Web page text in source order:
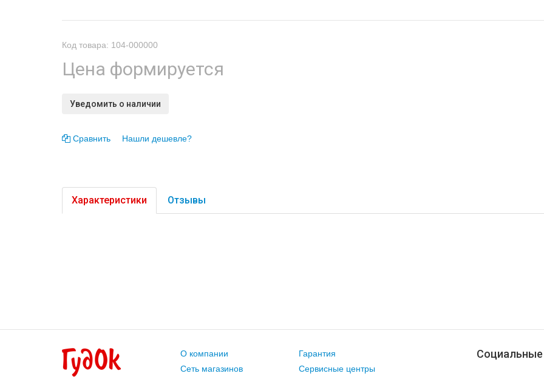
Код товара: 104-000000
Цена формируется
Уведомить о наличии
Сравнить Нашли дешевле?
Характеристики Отзывы
О компании
Сеть магазинов
Гарантия
Сервисные центры
Социальные